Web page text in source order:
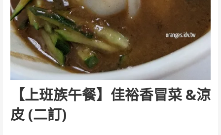
【上班族午餐】佳裕香冒菜 &涼
皮 (二訂)